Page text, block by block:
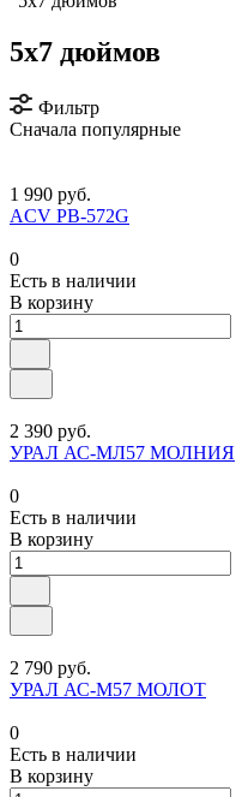
5x7 дюймов
Фильтр
Сначала популярные
1 990 руб.
ACV PB-572G
0
Есть в наличии
В корзину
2 390 руб.
УРАЛ АС-МЛ57 МОЛНИЯ
0
Есть в наличии
В корзину
2 790 руб.
УРАЛ АС-М57 МОЛОТ
0
Есть в наличии
В корзину